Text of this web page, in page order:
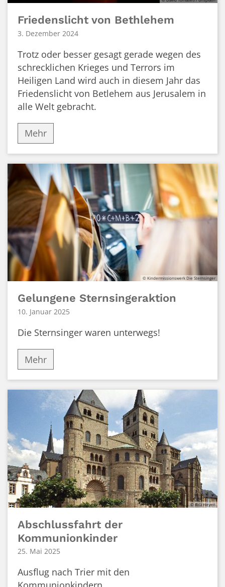
Friedenslicht von Bethlehem
3. Dezember 2024
Trotz oder besser gesagt gerade wegen des
schrecklichen Krieges und Terrors im
Heiligen Land wird auch in diesem Jahr das
Friedenslicht von Betlehem aus Jerusalem in
alle Welt gebracht.
Mehr
© Kindermissionswerk Die Sternsinger
Gelungene Sternsingeraktion
10. Januar 2025
Die Sternsinger waren unterwegs!
Mehr
© Rita Heyen
Abschlussfahrt der
Kommunionkinder
25. Mai 2025
Ausflug nach Trier mit den